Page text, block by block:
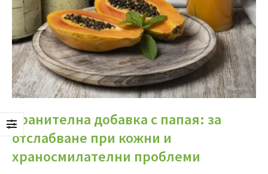
Хранителна добавка с папая: за
отслабване при кожни и
храносмилателни проблеми